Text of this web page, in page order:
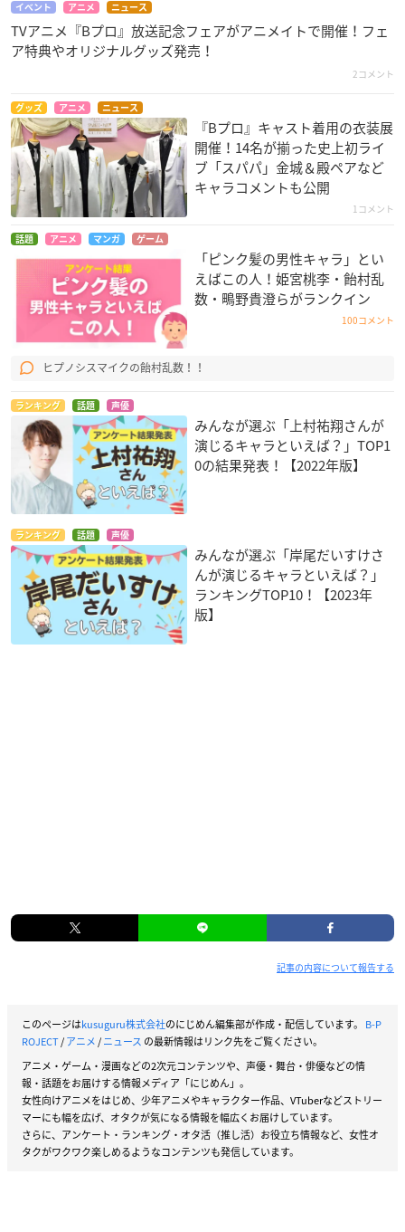
イベント アニメ ニュース
TVアニメ『Bプロ』放送記念フェアがアニメイトで開催！フェ
ア特典やオリジナルグッズ発売！
2コメント
グッズ アニメ ニュース
『Bプロ』キャスト着用の衣装展
開催！14名が揃った史上初ライ
ブ「スパパ」金城＆殿ペアなど
キャラコメントも公開
1コメント
話題 アニメ マンガ ゲーム
「ピンク髪の男性キャラ」とい
えばこの人！姫宮桃李・飴村乱
数・鴫野貴澄らがランクイン
100コメント
ヒプノシスマイクの飴村乱数！！
ランキング 話題 声優
みんなが選ぶ「上村祐翔さんが
演じるキャラといえば？」TOP1
0の結果発表！【2022年版】
ランキング 話題 声優
みんなが選ぶ「岸尾だいすけさ
んが演じるキャラといえば？」
ランキングTOP10！【2023年
版】
記事の内容について報告する
このページはkusuguru株式会社のにじめん編集部が作成・配信しています。 B-P
ROJECT/アニメ/ニュース の最新情報はリンク先をご覧ください。
アニメ・ゲーム・漫画などの2次元コンテンツや、声優・舞台・俳優などの情
報・話題をお届けする情報メディア「にじめん」。
女性向けアニメをはじめ、少年アニメやキャラクター作品、VTuberなどストリー
マーにも幅を広げ、オタクが気になる情報を幅広くお届けしています。
さらに、アンケート・ランキング・オタ活（推し活）お役立ち情報など、女性オ
タクがワクワク楽しめるようなコンテンツも発信しています。